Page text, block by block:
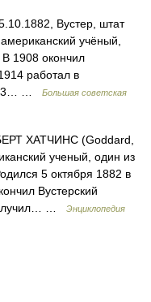
Вустер, штат
учёный,
В 1908 окончил
работал в
43… …
Большая советская
ХАТЧИНС (Goddard,
ученый, один из
5 октября 1882 в
Вустерский
…
Энциклопедия